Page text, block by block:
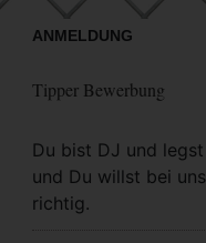
ANMELDUNG
Tipper Bewerbung
Du bist DJ und
und Du willst bei
richtig.
Mehr Info